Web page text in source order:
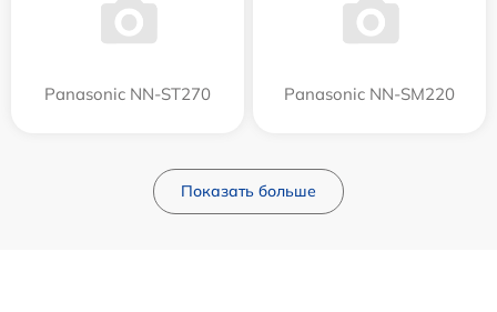
Panasonic NN-ST270 Panasonic NN-SM220
Показать больше